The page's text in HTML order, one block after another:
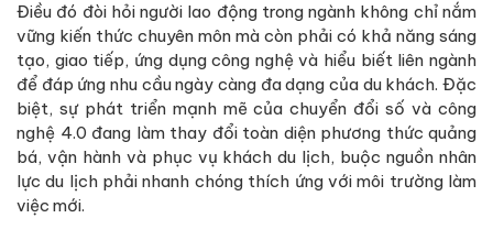
Điều đó đòi hỏi người lao động trong ngành không chỉ nắm
vững kiến thức chuyên môn mà còn phải có khả năng sáng
tạo, giao tiếp, ứng dụng công nghệ và hiểu biết liên ngành
để đáp ứng nhu cầu ngày càng đa dạng của du khách. Đặc
biệt, sự phát triển mạnh mẽ của chuyển đổi số và công
nghệ 4.0 đang làm thay đổi toàn diện phương thức quảng
bá, vận hành và phục vụ khách du lịch, buộc nguồn nhân
lực du lịch phải nhanh chóng thích ứng với môi trường làm
việc mới.